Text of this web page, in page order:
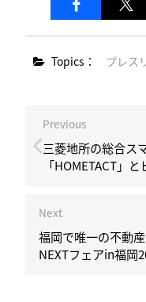
Topics： プレス
Previous
三菱地所の総合ス
「HOMETACT」
Next
福岡で唯一の不動
NEXTフェアin福岡